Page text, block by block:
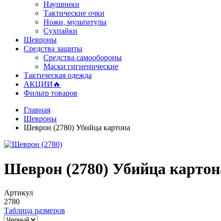
Наушники
Тактические очки
Ножи, мультитулы
Сухпайки
Шевроны
Средства защиты
Средства самообороны
Маски гигиенические
Тактическая одежда
АКЦИИ🔥
Фильтр товаров
Главная
Шевроны
Шеврон (2780) Убийца картона
Шеврон (2780) Убийца
Артикул
2780
Таблица размеров